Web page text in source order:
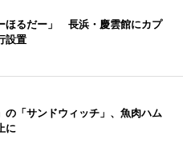
ほるだー」 長浜・慶雲館にカプ
設置
の「サンドウィッチ」、魚肉ハム
に